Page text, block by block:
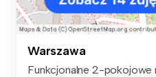
Warszawa
Funkcjonalne 2-pokojowe